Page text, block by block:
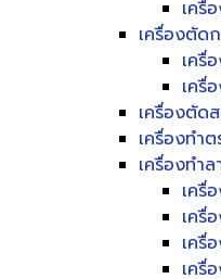
เครื่
เครื่องตัด
เครื่
เครื่
เครื่องตัด
เครื่องทำ
เครื่องทำ
เครื่
เครื่
เครื่
เครื่